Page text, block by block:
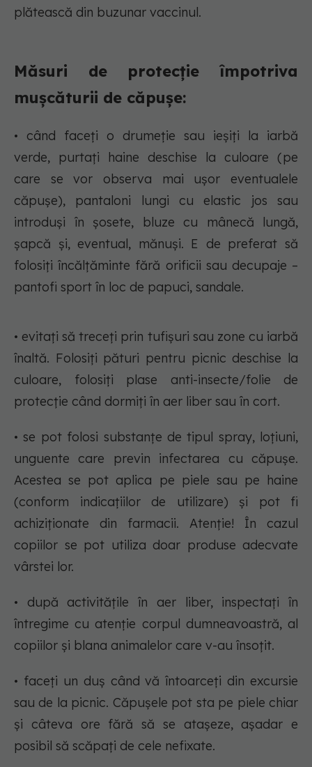
plătească din buzunar vaccinul.
Măsuri de protecție împotriva
mușcăturii de căpușe:
• când faceți o drumeție sau ieșiți la iarbă
verde, purtați haine deschise la culoare (pe
care se vor observa mai ușor eventualele
căpușe), pantaloni lungi cu elastic jos sau
introduși în șosete, bluze cu mânecă lungă,
șapcă și, eventual, mănuși. E de preferat să
folosiți încălțăminte fără orificii sau decupaje –
pantofi sport în loc de papuci, sandale.
• evitați să treceți prin tufișuri sau zone cu iarbă
înaltă. Folosiți pături pentru picnic deschise la
culoare, folosiți plase anti-insecte/folie de
protecție când dormiți în aer liber sau în cort.
• se pot folosi substanțe de tipul spray, loțiuni,
unguente care previn infectarea cu căpușe.
Acestea se pot aplica pe piele sau pe haine
(conform indicațiilor de utilizare) și pot fi
achiziționate din farmacii. Atenție! În cazul
copiilor se pot utiliza doar produse adecvate
vârstei lor.
• după activitățile în aer liber, inspectați în
întregime cu atenție corpul dumneavoastră, al
copiilor și blana animalelor care v-au însoțit.
• faceți un duș când vă întoarceți din excursie
sau de la picnic. Căpușele pot sta pe piele chiar
și câteva ore fără să se atașeze, așadar e
posibil să scăpați de cele nefixate.